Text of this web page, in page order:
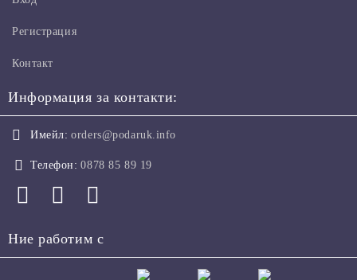
Регистрация
Контакт
Информация за контакти:
Имейл: orders@podaruk.info
Телефон: 0878 85 89 19
Ние работим с